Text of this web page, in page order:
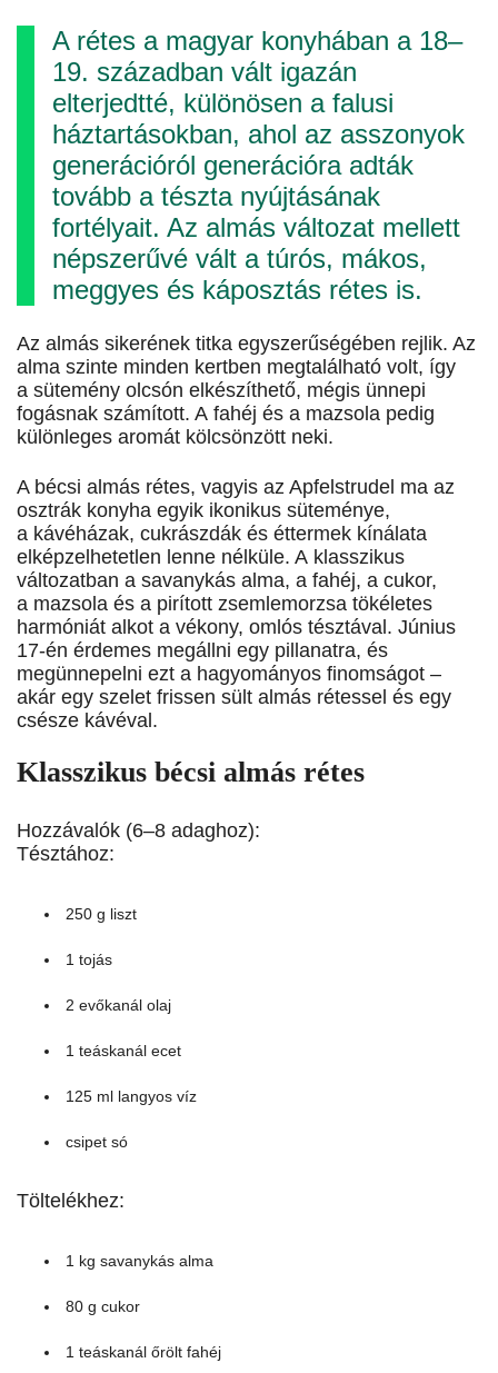
A rétes a magyar konyhában a 18–
19. században vált igazán
elterjedtté, különösen a falusi
háztartásokban, ahol az asszonyok
generációról generációra adták
tovább a tészta nyújtásának
fortélyait. Az almás változat mellett
népszerűvé vált a túrós, mákos,
meggyes és káposztás rétes is.
Az almás sikerének titka egyszerűségében rejlik. Az
alma szinte minden kertben megtalálható volt, így
a sütemény olcsón elkészíthető, mégis ünnepi
fogásnak számított. A fahéj és a mazsola pedig
különleges aromát kölcsönzött neki.
A bécsi almás rétes, vagyis az Apfelstrudel ma az
osztrák konyha egyik ikonikus süteménye,
a kávéházak, cukrászdák és éttermek kínálata
elképzelhetetlen lenne nélküle. A klasszikus
változatban a savanykás alma, a fahéj, a cukor,
a mazsola és a pirított zsemlemorzsa tökéletes
harmóniát alkot a vékony, omlós tésztával. Június
17-én érdemes megállni egy pillanatra, és
megünnepelni ezt a hagyományos finomságot –
akár egy szelet frissen sült almás rétessel és egy
csésze kávéval.
Klasszikus bécsi almás rétes
Hozzávalók (6–8 adaghoz):
Tésztához:
250 g liszt
1 tojás
2 evőkanál olaj
1 teáskanál ecet
125 ml langyos víz
csipet só
Töltelékhez:
1 kg savanykás alma
80 g cukor
1 teáskanál őrölt fahéj